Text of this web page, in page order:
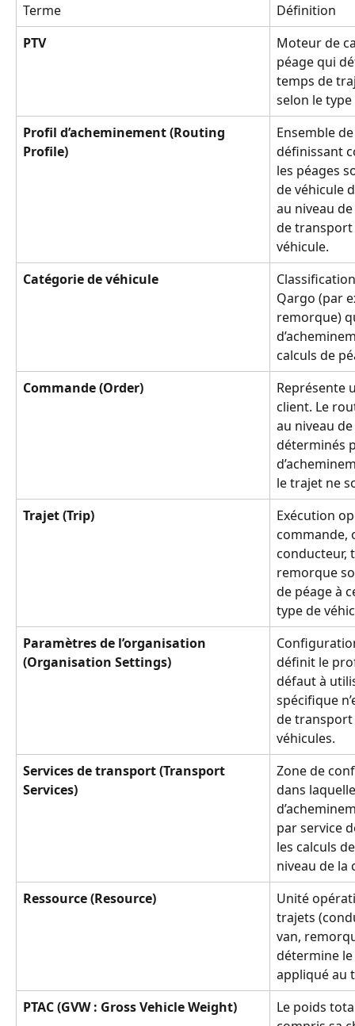
Terme
Définition
PTV
Moteur de
péage qui
temps de
selon le
Profil d’acheminement (Routing
Profile)
Ensemble
définissant
les péages
de véhicule
au niveau
de
véhicule.
Catégorie de véhicule
Qargo (par
remorque)
calculs de
Commande (Order)
Représente
client. Le
au niveau
déterminés
le trajet ne
Trajet (Trip)
Exécution
commande,
conducteur,
remorque
de péage à
type de
Paramètres de l’organisation
(Organisation Settings)
définit le
défaut à
spécifique
de
véhicules.
Services de transport (Transport
Services)
Zone de
dans
par service
les calculs
niveau de la
Ressource (Resource)
Unité
trajets
van,
détermine
appliqué au
PTAC (GVW : Gross Vehicle Weight)
Le poids